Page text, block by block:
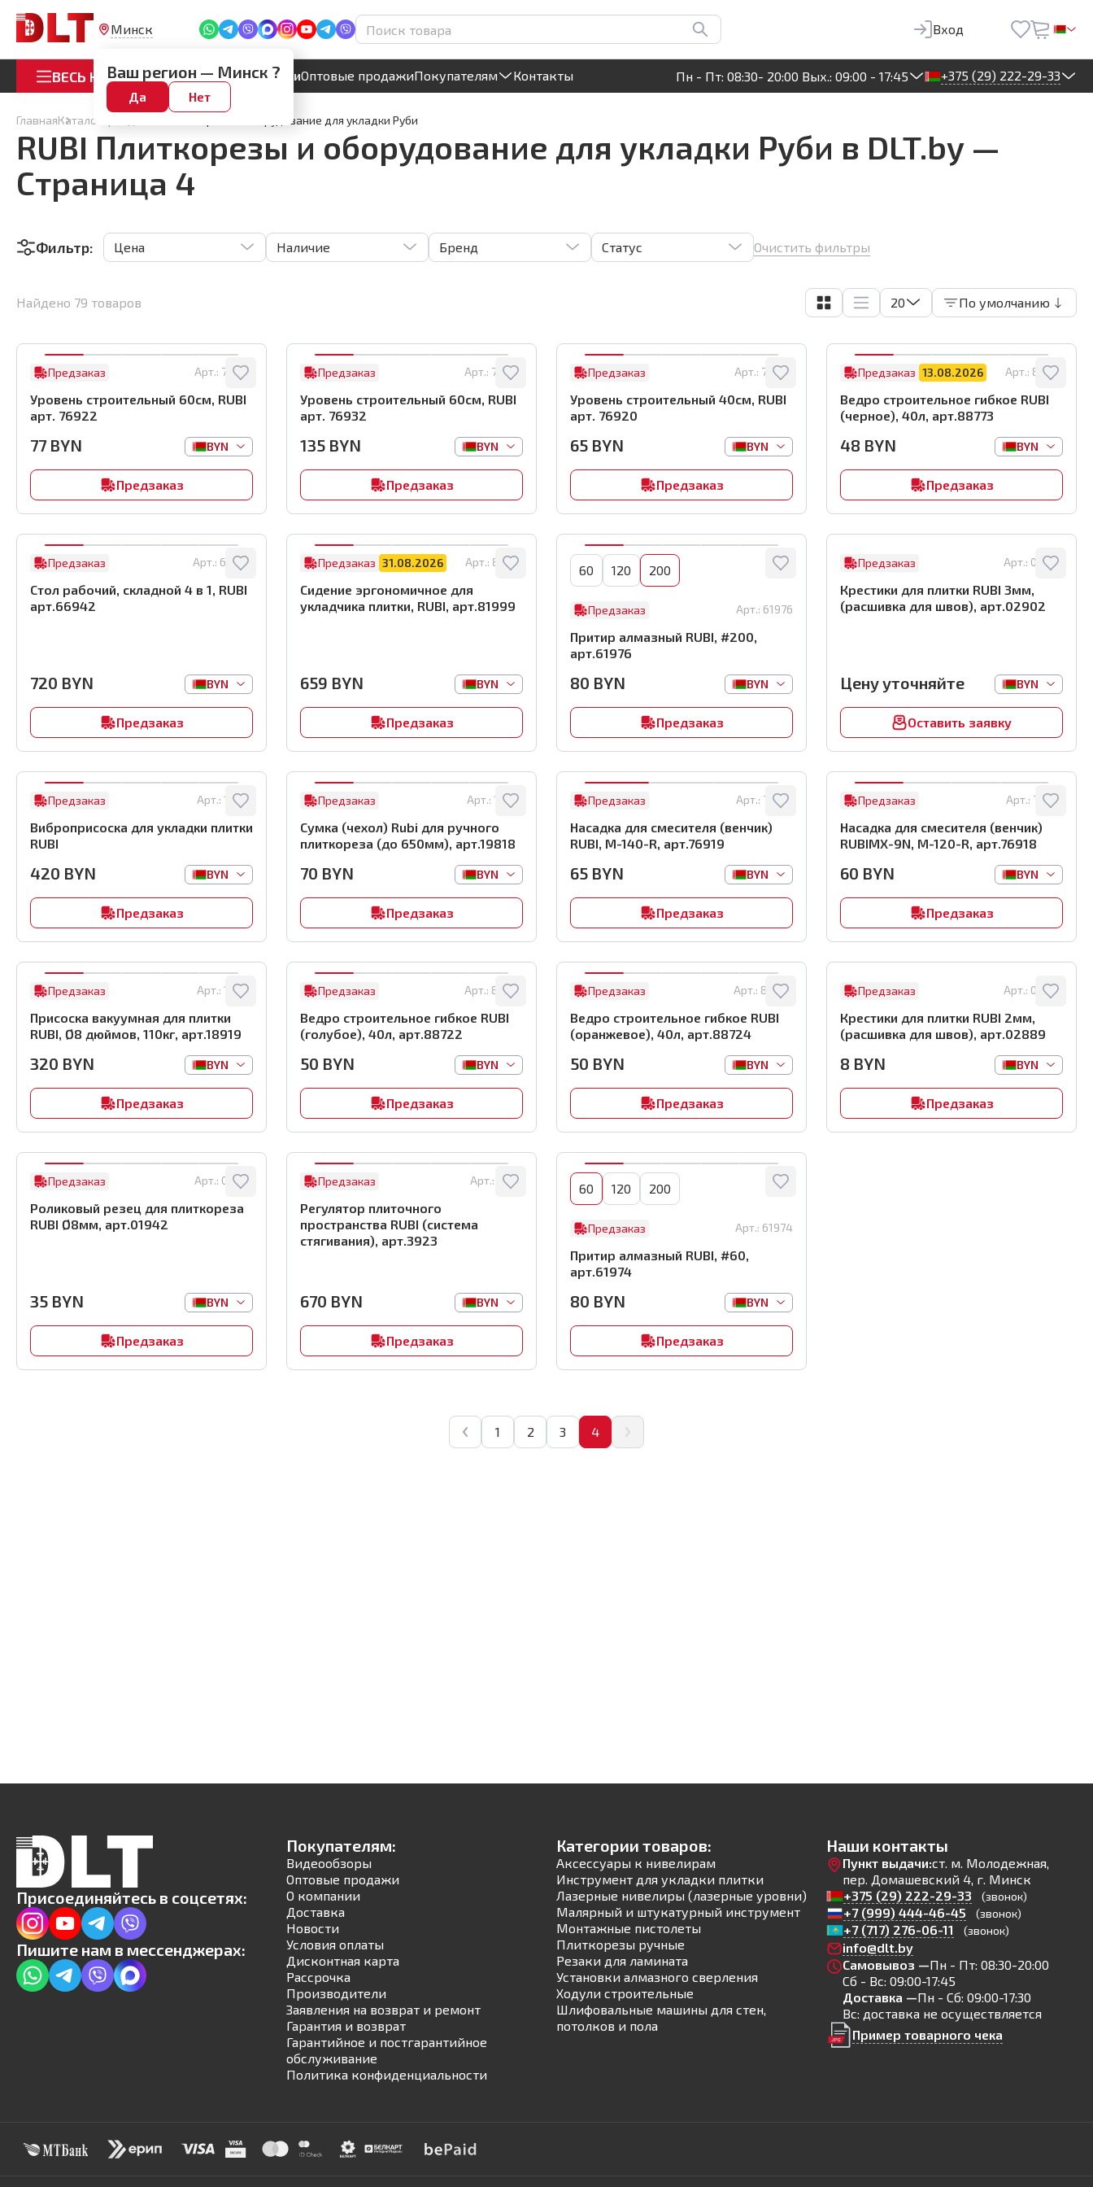
Круглосуточный! Прием заявок на сайте
Минск
Ваш регион — Минск ?
Да Нет
Вход
ВЕСЬ КАТАЛОГ АкцииОптовые продажиПокупателям Контакты Пн - Пт: 08:30- 20:00 Вых.: 09:00 - 17:45 +375 (29) 222-29-33
ГлавнаяКаталог RUBI Плиткорезы и оборудование для укладки Руби
RUBI Плиткорезы и оборудование для укладки Руби в DLT.by —
Страница 4
Фильтр: Цена Наличие Бренд Статус Очистить фильтры
Найдено 79 товаров 20 По умолчанию
Предзаказ Арт.: 76922
Уровень строительный 60см, RUBI
арт. 76922
77 BYN BYN
Предзаказ
Предзаказ Арт.: 76932
Уровень строительный 60см, RUBI
арт. 76932
135 BYN BYN
Предзаказ
Предзаказ Арт.: 76920
Уровень строительный 40см, RUBI
арт. 76920
65 BYN BYN
Предзаказ
Предзаказ 13.08.2026 Арт.: 88773
Ведро строительное гибкое RUBI
(черное), 40л, арт.88773
48 BYN BYN
Предзаказ
Предзаказ Арт.: 66942
Стол рабочий, складной 4 в 1, RUBI
арт.66942
720 BYN BYN
Предзаказ
Предзаказ 31.08.2026 Арт.: 81999
Сидение эргономичное для
укладчика плитки, RUBI, арт.81999
659 BYN BYN
Предзаказ
60 120 200
Предзаказ Арт.: 61976
Притир алмазный RUBI, #200,
арт.61976
80 BYN BYN
Предзаказ
Предзаказ Арт.: 02902
Крестики для плитки RUBI 3мм,
(расшивка для швов), арт.02902
Цену уточняйте BYN
Оставить заявку
Предзаказ Арт.: 18977
Виброприсоска для укладки плитки
RUBI
420 BYN BYN
Предзаказ
Предзаказ Арт.: 19818
Сумка (чехол) Rubi для ручного
плиткореза (до 650мм), арт.19818
70 BYN BYN
Предзаказ
Предзаказ Арт.: 76919
Насадка для смесителя (венчик)
RUBI, M-140-R, арт.76919
65 BYN BYN
Предзаказ
Предзаказ Арт.: 76918
Насадка для смесителя (венчик)
RUBIMX-9N, M-120-R, арт.76918
60 BYN BYN
Предзаказ
Предзаказ Арт.: 18919
Присоска вакуумная для плитки
RUBI, Ø8 дюймов, 110кг, арт.18919
320 BYN BYN
Предзаказ
Предзаказ Арт.: 88722
Ведро строительное гибкое RUBI
(голубое), 40л, арт.88722
50 BYN BYN
Предзаказ
Предзаказ Арт.: 88724
Ведро строительное гибкое RUBI
(оранжевое), 40л, арт.88724
50 BYN BYN
Предзаказ
Предзаказ Арт.: 02889
Крестики для плитки RUBI 2мм,
(расшивка для швов), арт.02889
8 BYN BYN
Предзаказ
Предзаказ Арт.: 01942
Роликовый резец для плиткореза
RUBI Ø8мм, арт.01942
35 BYN BYN
Предзаказ
Предзаказ Арт.: 3923
Регулятор плиточного
пространства RUBI (система
стягивания), арт.3923
670 BYN BYN
Предзаказ
60 120 200
Предзаказ Арт.: 61974
Притир алмазный RUBI, #60,
арт.61974
80 BYN BYN
Предзаказ
1 2 3 4
Присоединяйтесь в соцсетях:
Пишите нам в мессенджерах:
Покупателям:
Видеообзоры
Оптовые продажи
О компании
Доставка
Новости
Условия оплаты
Дисконтная карта
Рассрочка
Производители
Заявления на возврат и ремонт
Гарантия и возврат
Гарантийное и постгарантийное
обслуживание
Политика конфиденциальности
Категории товаров:
Аксессуары к нивелирам
Инструмент для укладки плитки
Лазерные нивелиры (лазерные уровни)
Малярный и штукатурный инструмент
Монтажные пистолеты
Плиткорезы ручные
Резаки для ламината
Установки алмазного сверления
Ходули строительные
Шлифовальные машины для стен,
потолков и пола
Наши контакты
Пункт выдачи:ст. м. Молодежная,
пер. Домашевский 4, г. Минск
+375 (29) 222-29-33
(звонок)
+7 (999) 444-46-45 (звонок)
+7 (717) 276-06-11 (звонок)
info@dlt.by
Самовывоз —Пн - Пт: 08:30-20:00
Сб - Вс: 09:00-17:45
Доставка —Пн - Сб: 09:00-17:30
Вс: доставка не осуществляется
Пример товарного чека